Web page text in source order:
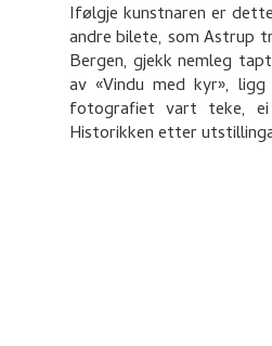
Ifølgje kunstnaren er
andre bilete, som Astrup
Bergen, gjekk nemleg
av «Vindu med kyr»,
fotografiet vart teke, ei
Historikken etter